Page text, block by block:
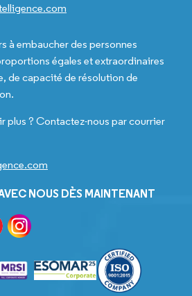
à embaucher des personnes
égales et extraordinaires
de capacité de résolution de
plus ? Contactez-nous par courrier
NOUS DÈS MAINTENANT